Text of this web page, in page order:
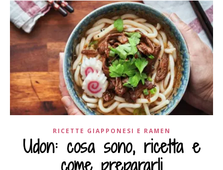
RICETTE GIAPPONESI E RAMEN
Udon: cosa sono, ricetta e